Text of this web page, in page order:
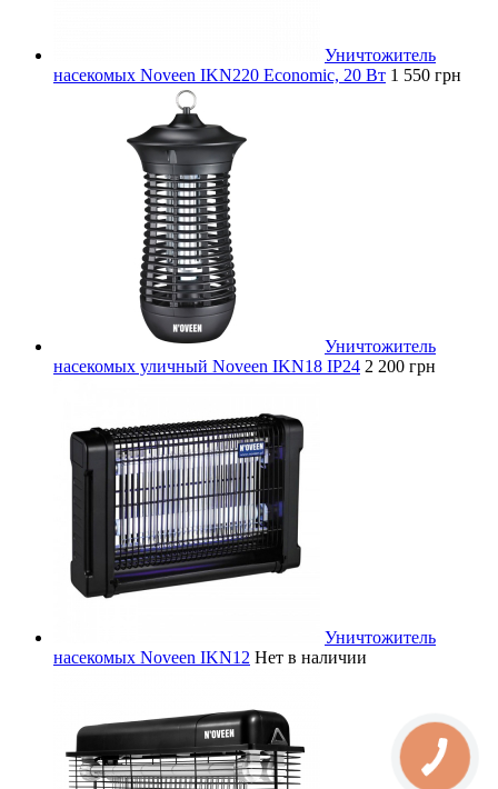
Уничтожитель
насекомых Noveen IKN220 Economic, 20 Вт 1 550 грн
Уничтожитель
насекомых уличный Noveen IKN18 IP24 2 200 грн
Уничтожитель
насекомых Noveen IKN12 Нет в наличии